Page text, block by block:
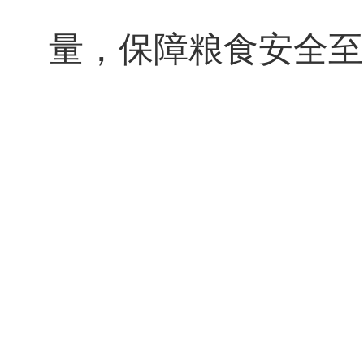
量，保障粮食安全